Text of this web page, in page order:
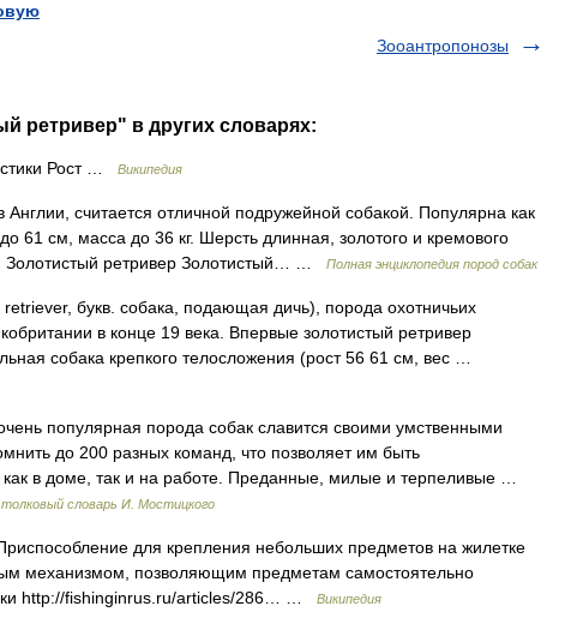
Зооантропонозы
ретривер" в других словарях:
Рост … Википедия
считается отличной подружейной собакой. Популярна как
61 см, масса до 36 кг. Шерсть длинная, золотого и кремового
Золотистый ретривер Золотистый… …
Полная энциклопедия пород собак
букв. собака, подающая дичь), порода охотничьих
в конце 19 века. Впервые золотистый ретривер
собака крепкого телосложения (рост 56 61 см, вес …
популярная порода собак славится своими умственными
до 200 разных команд, что позволяет им быть
в доме, так и на работе. Преданные, милые и терпеливые …
словарь И. Мостицкого
для крепления небольших предметов на жилетке
механизмом, позволяющим предметам самостоятельно
http://fishinginrus.ru/articles/286… …
Википедия